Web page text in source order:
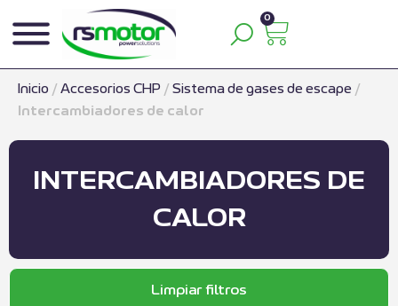
0
Inicio / Accesorios CHP / Sistema de gases de escape /
Intercambiadores de calor
INTERCAMBIADORES DE
CALOR
Limpiar filtros